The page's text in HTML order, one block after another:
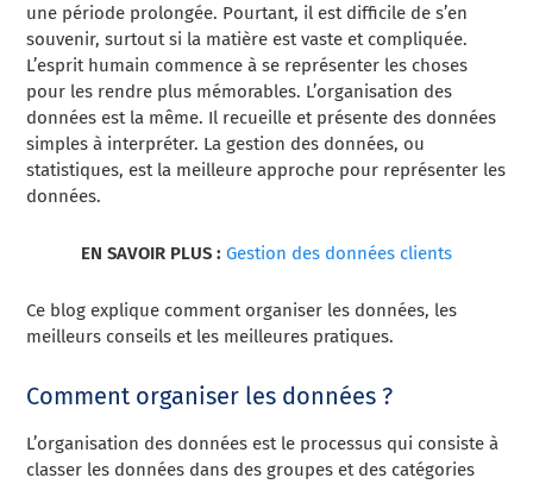
une période prolongée. Pourtant, il est difficile de s’en
souvenir, surtout si la matière est vaste et compliquée.
L’esprit humain commence à se représenter les choses
pour les rendre plus mémorables. L’organisation des
données est la même. Il recueille et présente des données
simples à interpréter. La gestion des données, ou
statistiques, est la meilleure approche pour représenter les
données.
EN SAVOIR PLUS : Gestion des données clients
Ce blog explique comment organiser les données, les
meilleurs conseils et les meilleures pratiques.
Comment organiser les données ?
L’organisation des données est le processus qui consiste à
classer les données dans des groupes et des catégories